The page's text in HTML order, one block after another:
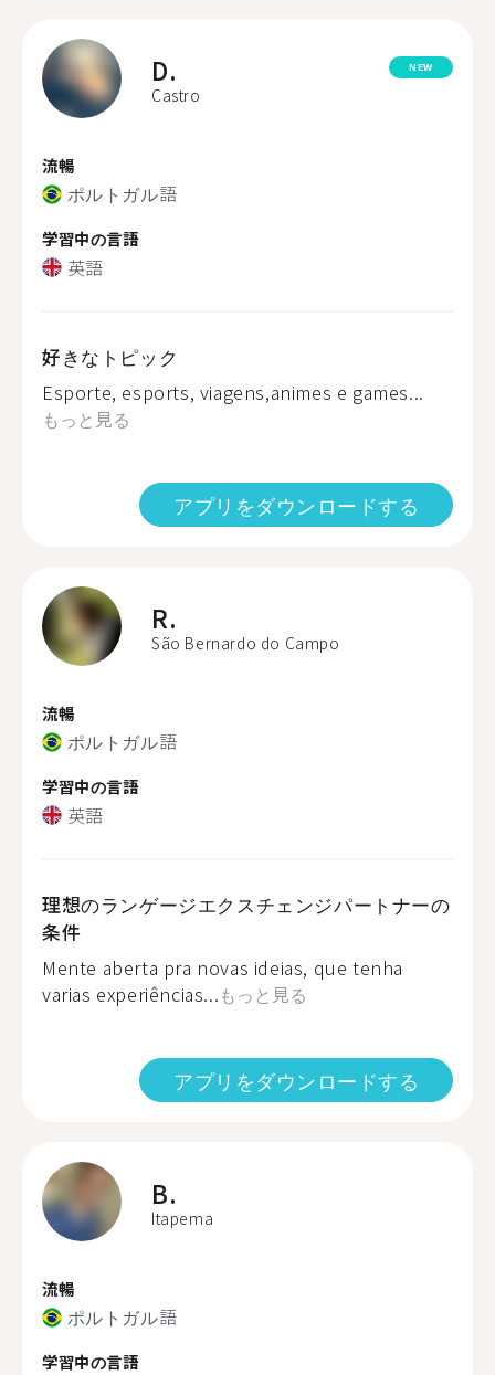
D.
Castro
NEW
流暢
ポルトガル語
学習中の言語
英語
好きなトピック
Esporte, esports, viagens,animes e games...
もっと見る
アプリをダウンロードする
R.
São Bernardo do Campo
流暢
ポルトガル語
学習中の言語
英語
理想のランゲージエクスチェンジパートナーの
条件
Mente aberta pra novas ideias, que tenha
varias experiências...もっと見る
アプリをダウンロードする
B.
Itapema
流暢
ポルトガル語
学習中の言語